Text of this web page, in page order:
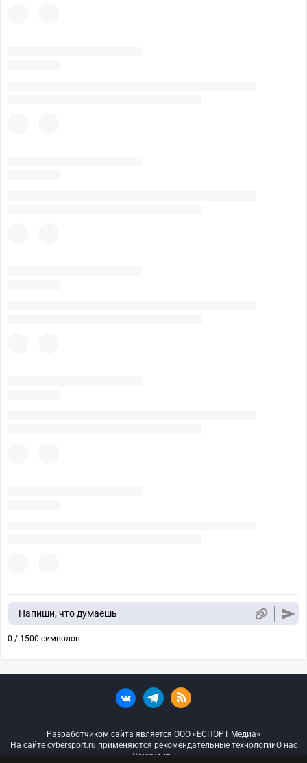
Напиши, что думаешь
0 / 1500 символов
Разработчиком сайта является ООО «ЕСПОРТ Медиа»
На сайте cybersport.ru применяются рекомендательные технологииО нас
Документы